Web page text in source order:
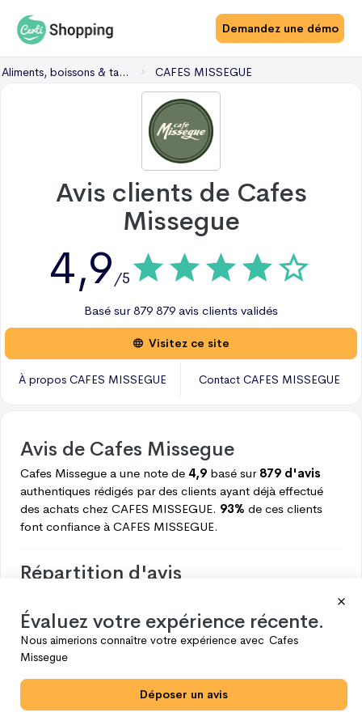
Demandez une démo
Aliments, boissons & tabac CAFES MISSEGUE
Avis clients de Cafes
Missegue
4,9 /5
Basé sur879 879 avis clients validés
Visitez ce site
À propos CAFES MISSEGUE Contact CAFES MISSEGUE
Avis de Cafes Missegue
Cafes Missegue a une note de 4,9 basé sur 879 d'avis
authentiques rédigés par des clients ayant déjà effectué
des achats chez CAFES MISSEGUE. 93% de ces clients
font confiance à CAFES MISSEGUE.
Répartition d'avis
5
4
3 10
Évaluez votre expérience récente.
Nous aimerions connaître votre expérience avec Cafes
Missegue
Déposer un avis